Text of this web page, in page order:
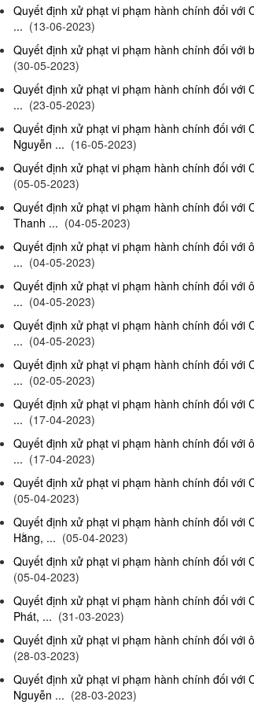
Quyết định xử phạt vi phạm hành chính đối với
... (13-06-2023)
Quyết định xử phạt vi phạm hành chính đối với
(30-05-2023)
Quyết định xử phạt vi phạm hành chính đối với
... (23-05-2023)
Quyết định xử phạt vi phạm hành chính đối với
Nguyễn ... (16-05-2023)
Quyết định xử phạt vi phạm hành chính đối với
(05-05-2023)
Quyết định xử phạt vi phạm hành chính đối với
Thanh ... (04-05-2023)
Quyết định xử phạt vi phạm hành chính đối với
... (04-05-2023)
Quyết định xử phạt vi phạm hành chính đối với
... (04-05-2023)
Quyết định xử phạt vi phạm hành chính đối với
... (04-05-2023)
Quyết định xử phạt vi phạm hành chính đối với
... (02-05-2023)
Quyết định xử phạt vi phạm hành chính đối với
... (17-04-2023)
Quyết định xử phạt vi phạm hành chính đối với
... (17-04-2023)
Quyết định xử phạt vi phạm hành chính đối
(05-04-2023)
Quyết định xử phạt vi phạm hành chính đối với
Hằng, ... (05-04-2023)
Quyết định xử phạt vi phạm hành chính đối với
(05-04-2023)
Quyết định xử phạt vi phạm hành chính đối với
Phát, ... (31-03-2023)
Quyết định xử phạt vi phạm hành chính đối với
(28-03-2023)
Quyết định xử phạt vi phạm hành chính đối với
Nguyễn ... (28-03-2023)